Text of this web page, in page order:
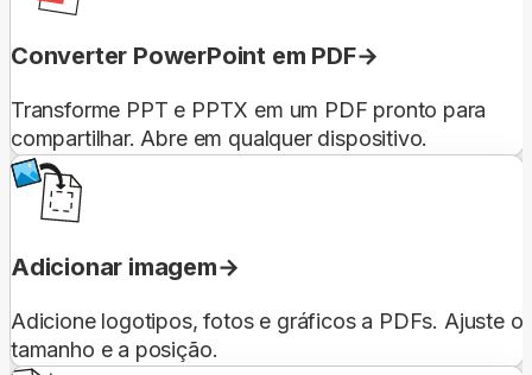
Converter PowerPoint em PDF
Transforme PPT e PPTX em um PDF pronto para
compartilhar. Abre em qualquer dispositivo.
Adicionar imagem
Adicione logotipos, fotos e gráficos a PDFs. Ajuste o
tamanho e a posição.